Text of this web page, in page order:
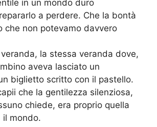
in un mondo duro
a perdere. Che la bontà
che non potevamo davvero
la stessa veranda dove,
aveva lasciato un
biglietto scritto con il pastello.
che la gentilezza silenziosa,
chiede, era proprio quella
il mondo.